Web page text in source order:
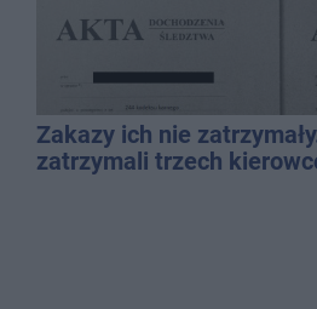
Zakazy ich nie
zatrzymali trzech